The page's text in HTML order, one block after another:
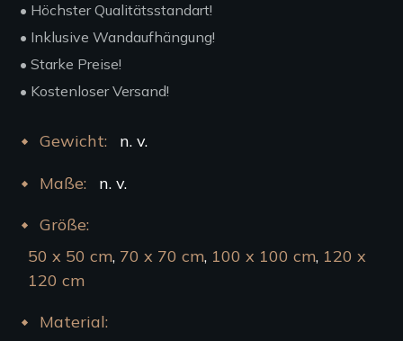
• Höchster Qualitätsstandart!
• Inklusive Wandaufhängung!
• Starke Preise!
• Kostenloser Versand!
Gewicht n. v.
Maße
n. v.
Größe
50 x 50 cm, 70 x 70 cm, 100 x 100 cm, 120 x
120 cm
Material